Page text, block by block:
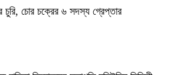
চুরি, চোর চক্রের ৬ সদস্য গ্রেপ্তার